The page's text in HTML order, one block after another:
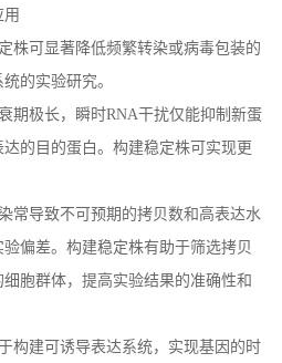
株可显著降低频繁转染或病毒包装的
的实验研究。
期极长，瞬时RNA干扰仅能抑制新蛋
的目的蛋白。构建稳定株可实现更
常导致不可预期的拷贝数和高表达水
偏差。构建稳定株有助于筛选拷贝
胞群体，提高实验结果的准确性和
构建可诱导表达系统，实现基因的时